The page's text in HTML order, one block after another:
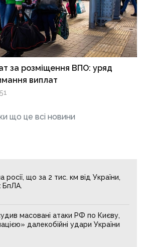
за розміщення ВПО: уряд
виплат
що це всі новини
росії, що за 2 тис. км від України,
БпЛА.
масовані атаки РФ по Києву,
далекобійні удари України